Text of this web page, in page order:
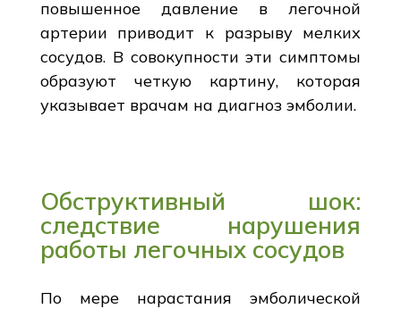
повышенное давление в легочной
артерии приводит к разрыву мелких
сосудов. В совокупности эти симптомы
образуют четкую картину, которая
указывает врачам на диагноз эмболии.
Обструктивный шок:
следствие нарушения
работы легочных сосудов
По мере нарастания эмболической